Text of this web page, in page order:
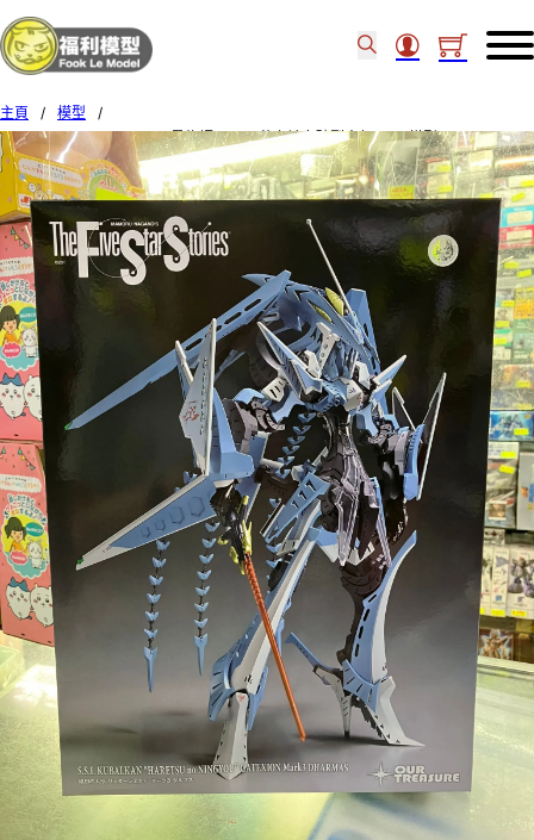
主頁 / 模型
/
Ourtreasure 1/144 [FSS五星物語] S.S.I. 花之詩女破裂人偶MK3 模型 00078